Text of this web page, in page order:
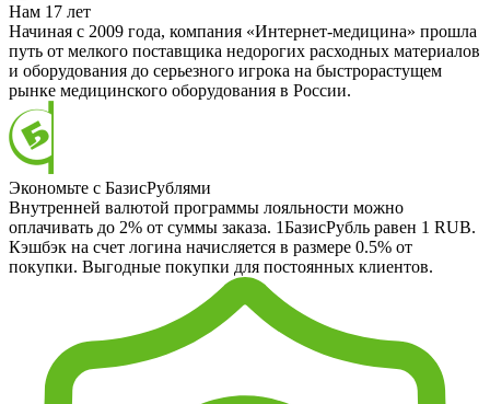
Нам 17 лет
Начиная с 2009 года, компания «Интернет-медицина» прошла
путь от мелкого поставщика недорогих расходных материалов
и оборудования до серьезного игрока на быстрорастущем
рынке медицинского оборудования в России.
Экономьте с БазисРублями
Внутренней валютой программы лояльности можно
оплачивать до 2% от суммы заказа. 1БазисРубль равен 1 RUB.
Кэшбэк на счет логина начисляется в размере 0.5% от
покупки. Выгодные покупки для постоянных клиентов.